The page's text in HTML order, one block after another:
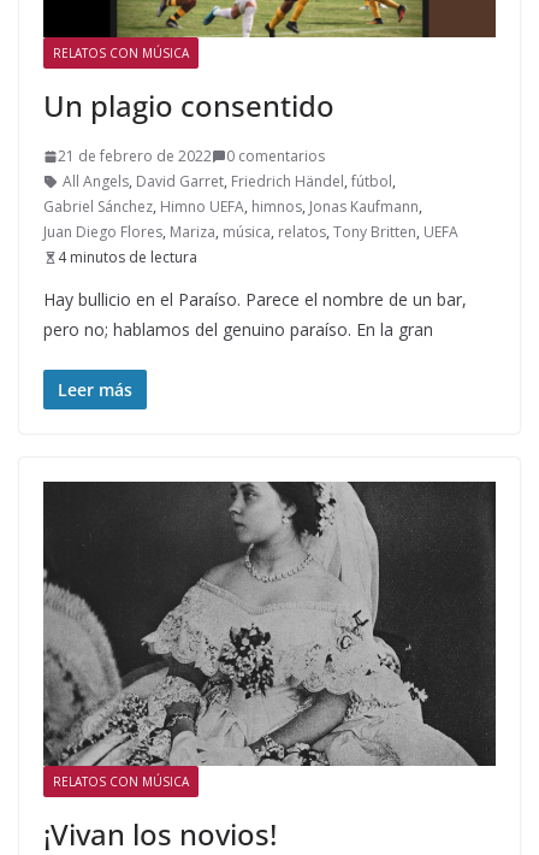
RELATOS CON MÚSICA
Un plagio consentido
21 de febrero de 2022
0 comentarios
All Angels, David Garret, Friedrich Händel, fútbol,
Gabriel Sánchez, Himno UEFA, himnos, Jonas Kaufmann,
Juan Diego Flores, Mariza, música, relatos, Tony Britten, UEFA
4 minutos de lectura
Hay bullicio en el Paraíso. Parece el nombre de un bar,
pero no; hablamos del genuino paraíso. En la gran
Leer más
RELATOS CON MÚSICA
¡Vivan los novios!